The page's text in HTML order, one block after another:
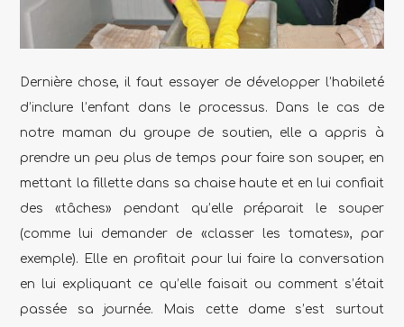
Dernière chose, il faut essayer de développer l’habileté
d’inclure l’enfant dans le processus. Dans le cas de
notre maman du groupe de soutien, elle a appris à
prendre un peu plus de temps pour faire son souper, en
mettant la fillette dans sa chaise haute et en lui confiait
des «tâches» pendant qu’elle préparait le souper
(comme lui demander de «classer les tomates», par
exemple). Elle en profitait pour lui faire la conversation
en lui expliquant ce qu’elle faisait ou comment s’était
passée sa journée. Mais cette dame s’est surtout